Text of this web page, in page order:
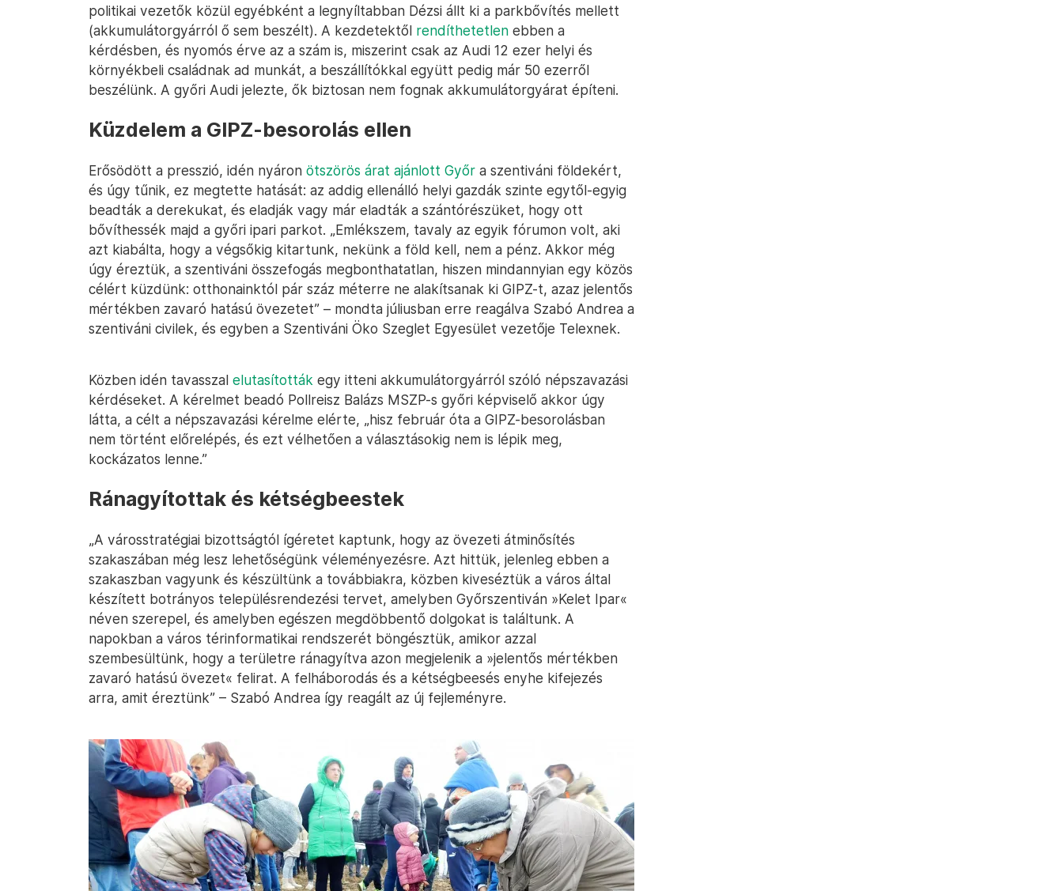
politikai vezetők közül egyébként a legnyíltabban Dézsi állt ki a parkbővítés mellett
(akkumulátorgyárról ő sem beszélt). A kezdetektől rendíthetetlen ebben a
kérdésben, és nyomós érve az a szám is, miszerint csak az Audi 12 ezer helyi és
környékbeli családnak ad munkát, a beszállítókkal együtt pedig már 50 ezerről
beszélünk. A győri Audi jelezte, ők biztosan nem fognak akkumulátorgyárat építeni.
Küzdelem a GIPZ-besorolás ellen
Erősödött a presszió, idén nyáron ötszörös árat ajánlott Győr a szentiváni földekért,
és úgy tűnik, ez megtette hatását: az addig ellenálló helyi gazdák szinte egytől-egyig
beadták a derekukat, és eladják vagy már eladták a szántórészüket, hogy ott
bővíthessék majd a győri ipari parkot. „Emlékszem, tavaly az egyik fórumon volt, aki
azt kiabálta, hogy a végsőkig kitartunk, nekünk a föld kell, nem a pénz. Akkor még
úgy éreztük, a szentiváni összefogás megbonthatatlan, hiszen mindannyian egy közös
célért küzdünk: otthonainktól pár száz méterre ne alakítsanak ki GIPZ-t, azaz jelentős
mértékben zavaró hatású övezetet” – mondta júliusban erre reagálva Szabó Andrea a
szentiváni civilek, és egyben a Szentiváni Öko Szeglet Egyesület vezetője Telexnek.
Közben idén tavasszal elutasították egy itteni akkumulátorgyárról szóló népszavazási
kérdéseket. A kérelmet beadó Pollreisz Balázs MSZP-s győri képviselő akkor úgy
látta, a célt a népszavazási kérelme elérte, „hisz február óta a GIPZ-besorolásban
nem történt előrelépés, és ezt vélhetően a választásokig nem is lépik meg,
kockázatos lenne.”
Ránagyítottak és kétségbeestek
„A városstratégiai bizottságtól ígéretet kaptunk, hogy az övezeti átminősítés
szakaszában még lesz lehetőségünk véleményezésre. Azt hittük, jelenleg ebben a
szakaszban vagyunk és készültünk a továbbiakra, közben kiveséztük a város által
készített botrányos településrendezési tervet, amelyben Győrszentiván »Kelet Ipar«
néven szerepel, és amelyben egészen megdöbbentő dolgokat is találtunk. A
napokban a város térinformatikai rendszerét böngésztük, amikor azzal
szembesültünk, hogy a területre ránagyítva azon megjelenik a »jelentős mértékben
zavaró hatású övezet« felirat. A felháborodás és a kétségbeesés enyhe kifejezés
arra, amit éreztünk” – Szabó Andrea így reagált az új fejleményre.